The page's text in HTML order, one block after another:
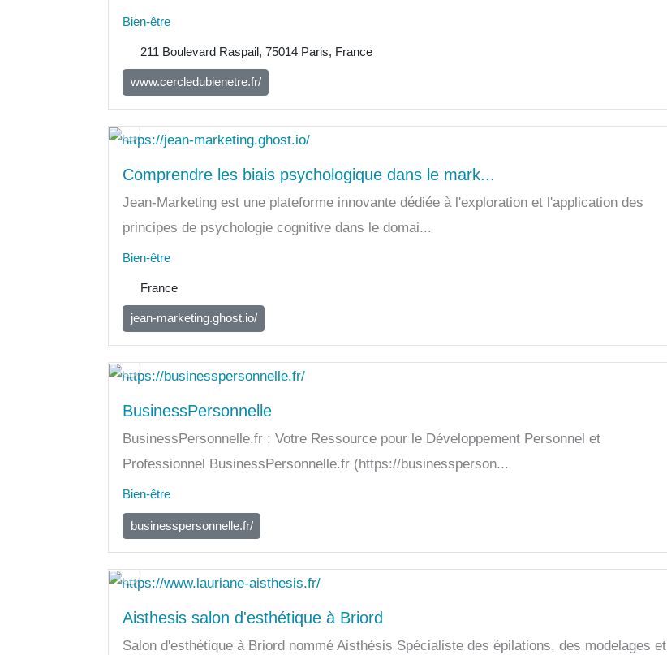
Bien-être
211 Boulevard Raspail, 75014 Paris, France
www.cercledubienetre.fr/
Comprendre les biais psychologique dans le mark...
Jean-Marketing est une plateforme innovante dédiée à l'exploration et l'application des
principes de psychologie cognitive dans le domai...
Bien-être
France
jean-marketing.ghost.io/
BusinessPersonnelle
BusinessPersonnelle.fr : Votre Ressource pour le Développement Personnel et
Professionnel BusinessPersonnelle.fr (https://businessperson...
Bien-être
businesspersonnelle.fr/
Aisthesis salon d'esthétique à Briord
Salon d'esthétique à Briord nommé Aisthésis Spécialiste des épilations, des modelages et